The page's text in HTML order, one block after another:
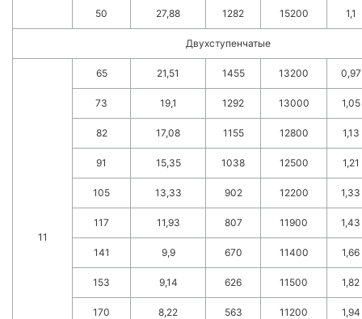
50 27,88 1282 15200 1,1
Двухступенчатые
11
65 21,51 1455 13200 0,97
73 19,1 1292 13000 1,05
82 17,08 1155 12800 1,13
91 15,35 1038 12500 1,21
105 13,33 902 12200 1,33
117 11,93 807 11900 1,43
141 9,9 670 11400 1,66
153 9,14 626 11500 1,82
170 8,22 563 11200 1,94